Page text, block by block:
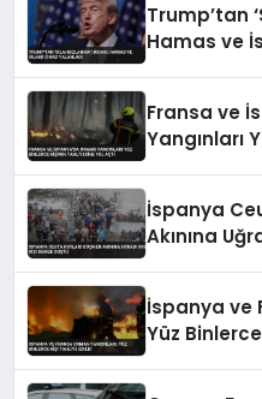
Trump’tan
Hamas ve
Fransa ve
Yangınları
İspanya
Akınına
İspanya ve
Yüz